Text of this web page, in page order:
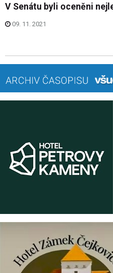
V Senátu byli oceněni
09. 11. 2021